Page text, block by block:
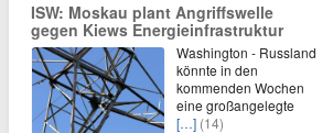
ISW: Moskau plant Angriffswelle
gegen Kiews Energieinfrastruktur
Washington - Russland
könnte in den
kommenden Wochen
eine großangelegte
[…] (14)